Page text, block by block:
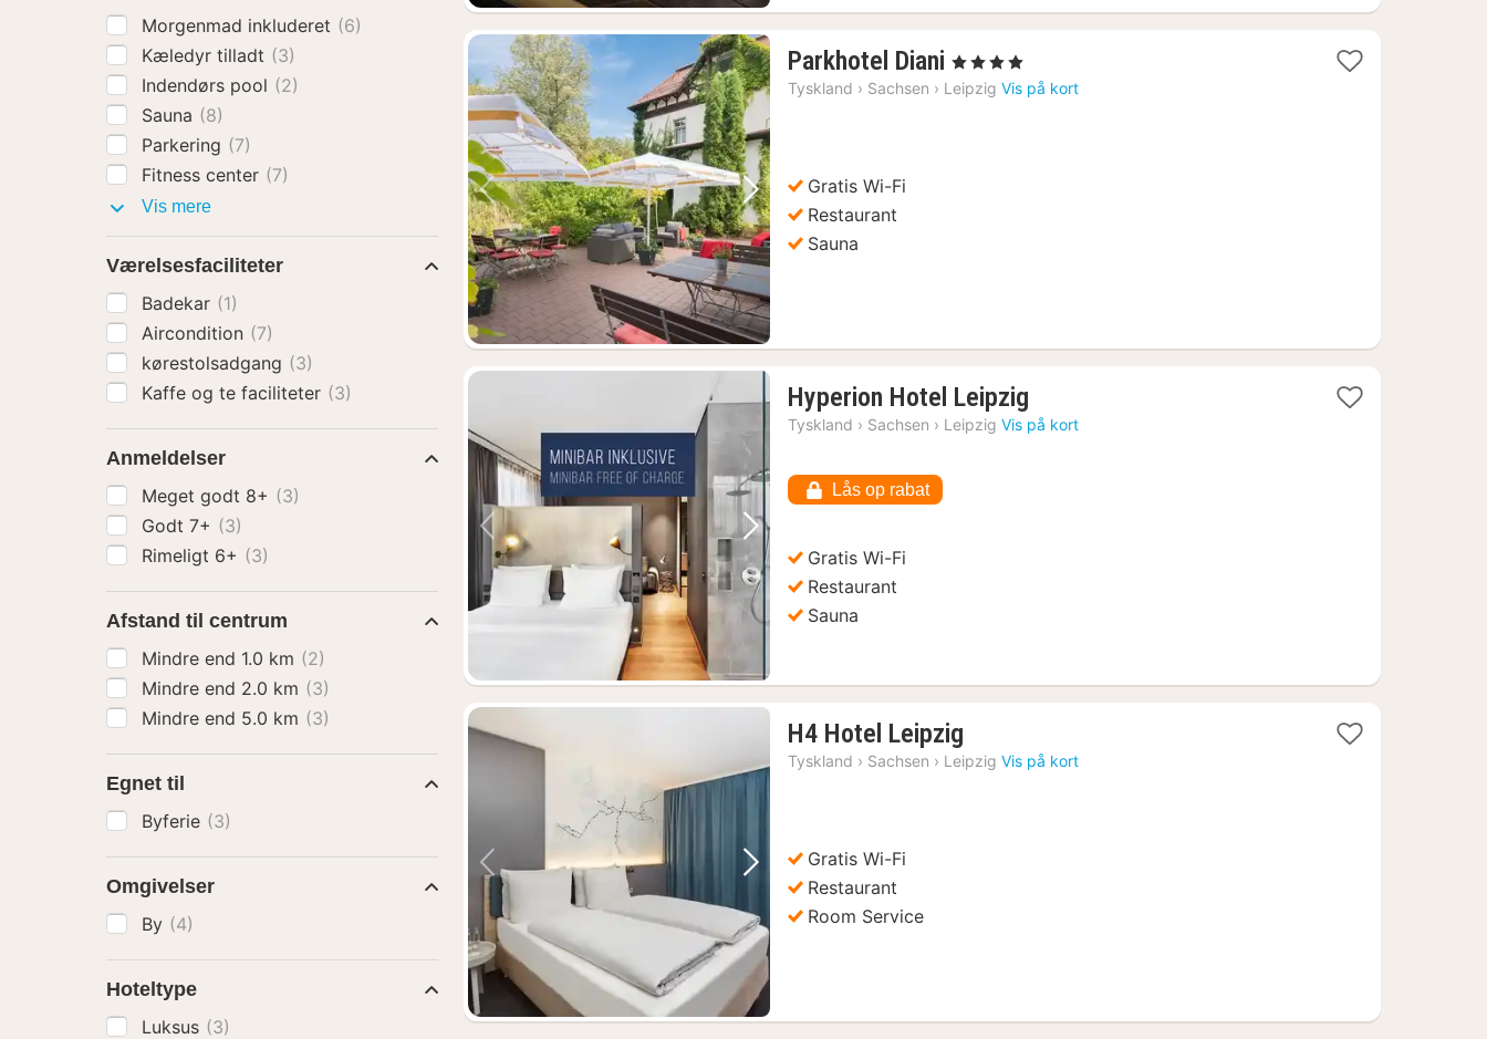
Forrige billede Næste billede
Parkhotel Diani 1
nat
, 4 Stjerner
Tyskland › Sachsen › Leipzig Vis på kort
Gratis Wi-Fi
Restaurant
Sauna
Forrige billede Næste billede
Hyperion Hotel Leipzig
nat
Tyskland › Sachsen › Leipzig Vis på kort
Lås op rabat
Gratis Wi-Fi
Restaurant
Sauna
Forrige billede Næste billede
H4 Hotel Leipzig
nat
Tyskland › Sachsen › Leipzig Vis på kort
Gratis Wi-Fi
Restaurant
Room Service
Morgenmad inkluderet (6)
Kæledyr tilladt (3)
Indendørs pool (2)
Sauna (8)
Parkering (7)
Fitness center (7)
Vis mereFaciliteter
Værelsesfaciliteter
Badekar (1)
Aircondition (7)
kørestolsadgang (3)
Kaffe og te faciliteter (3)
Anmeldelser
Meget godt 8+ (3)
Godt 7+ (3)
Rimeligt 6+ (3)
Afstand til centrum
Mindre end 1.0 km (2)
Mindre end 2.0 km (3)
Mindre end 5.0 km (3)
Egnet til
Byferie (3)
Omgivelser
By (4)
Hoteltype
Luksus (3)